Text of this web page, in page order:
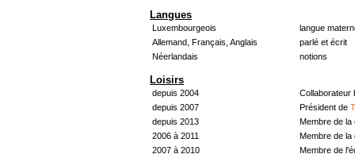
Langues
Luxembourgeois
langue
Allemand, Français, Anglais
parlé et écrit
Néerlandais
notions
Loisirs
depuis 2004
Collaborateur
depuis 2007
Président de
depuis 2013
Membre de
2006 à 2011
Membre de
2007 à 2010
Membre de